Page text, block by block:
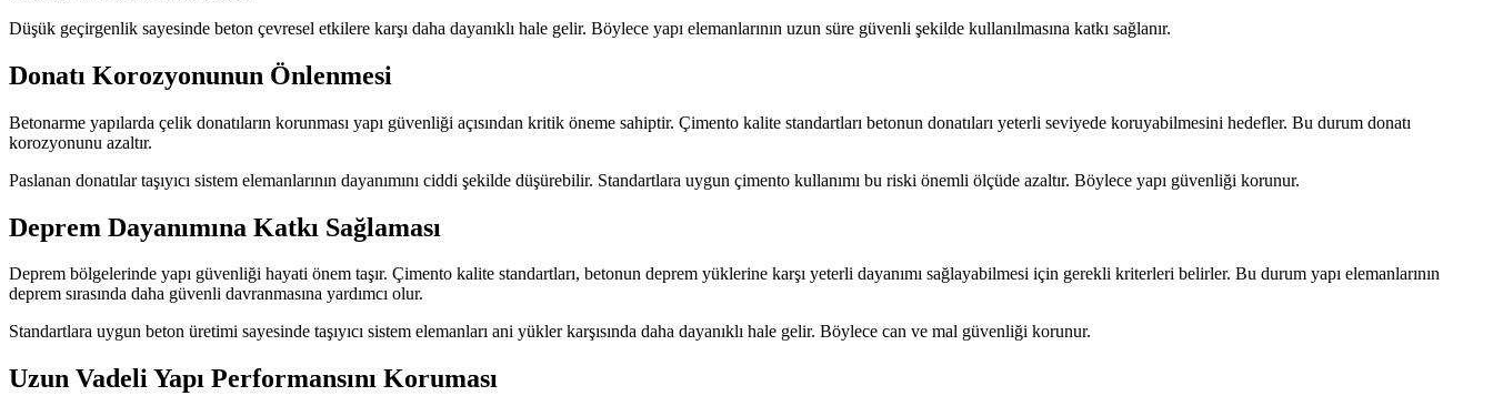
Düşük geçirgenlik sayesinde beton çevresel etkilere karşı daha dayanıklı hale gelir. Böylece yapı elemanlarının uzun süre güvenli şekilde kullanılmasına katkı sağlanır.
Donatı Korozyonunun Önlenmesi
Betonarme yapılarda çelik donatıların korunması yapı güvenliği açısından kritik öneme sahiptir. Çimento kalite standartları betonun donatıları yeterli seviyede koruyabilmesini hedefler. Bu durum donatı
korozyonunu azaltır.
Paslanan donatılar taşıyıcı sistem elemanlarının dayanımını ciddi şekilde düşürebilir. Standartlara uygun çimento kullanımı bu riski önemli ölçüde azaltır. Böylece yapı güvenliği korunur.
Deprem Dayanımına Katkı Sağlaması
Deprem bölgelerinde yapı güvenliği hayati önem taşır. Çimento kalite standartları, betonun deprem yüklerine karşı yeterli dayanımı sağlayabilmesi için gerekli kriterleri belirler. Bu durum yapı elemanlarının
deprem sırasında daha güvenli davranmasına yardımcı olur.
Standartlara uygun beton üretimi sayesinde taşıyıcı sistem elemanları ani yükler karşısında daha dayanıklı hale gelir. Böylece can ve mal güvenliği korunur.
Uzun Vadeli Yapı Performansını Koruması